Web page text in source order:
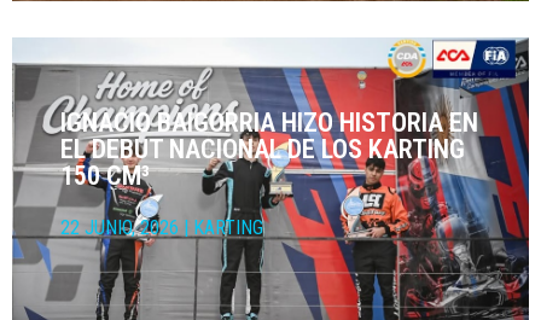
IGNACIO BAIGORRIA HIZO HISTORIA EN
EL DEBUT NACIONAL DE LOS KARTING
150 CM³
22 JUNIO, 2026 KARTING